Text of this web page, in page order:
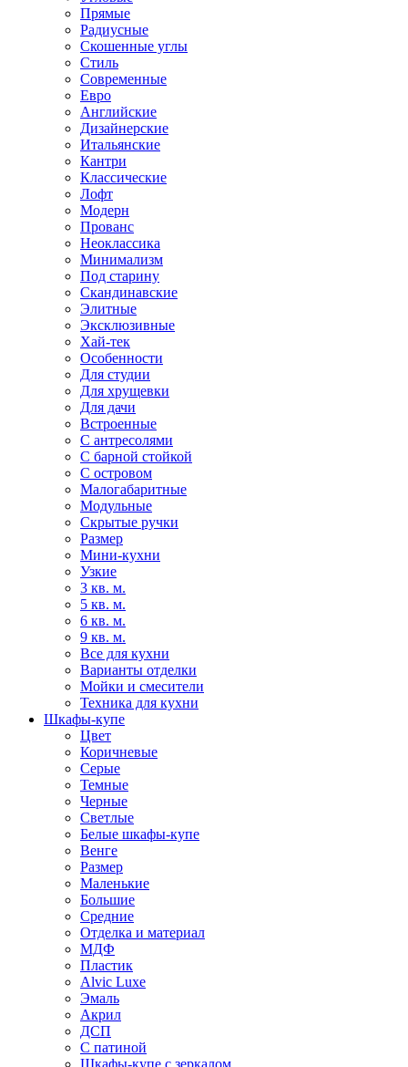
Прямые
Радиусные
Скошенные углы
Стиль
Современные
Евро
Английские
Дизайнерские
Итальянские
Кантри
Классические
Лофт
Модерн
Прованс
Неоклассика
Минимализм
Под старину
Скандинавские
Элитные
Эксклюзивные
Хай-тек
Особенности
Для студии
Для хрущевки
Для дачи
Встроенные
С антресолями
С барной стойкой
С островом
Малогабаритные
Модульные
Скрытые ручки
Размер
Мини-кухни
Узкие
3 кв. м.
5 кв. м.
6 кв. м.
9 кв. м.
Все для кухни
Варианты отделки
Мойки и смесители
Техника для кухни
Шкафы-купе
Цвет
Коричневые
Серые
Темные
Черные
Светлые
Белые шкафы-купе
Венге
Размер
Маленькие
Большие
Средние
Отделка и материал
МДФ
Пластик
Alvic Luxe
Эмаль
Акрил
ДСП
С патиной
Шкафы-купе с зеркалом